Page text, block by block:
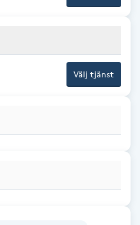
Välj tjänst